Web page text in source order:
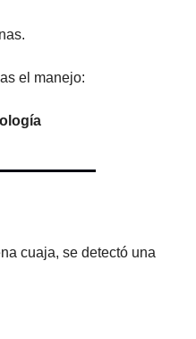
el manejo:
cuaja, se detectó una